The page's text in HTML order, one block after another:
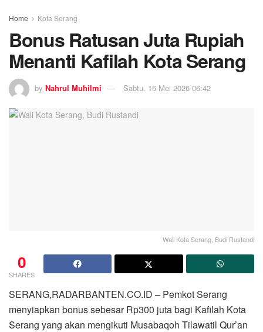
Home Kota Serang
Bonus Ratusan Juta Rupiah
Menanti Kafilah Kota Serang
by Nahrul Muhilmi Sabtu, 16 Mei 2026 06:42
Wali Kota Serang, Budi Rustandi
0
SHARES
SERANG,RADARBANTEN.CO.ID – Pemkot Serang
menyiapkan bonus sebesar Rp300 juta bagi Kafilah Kota
Serang yang akan mengikuti Musabaqoh Tilawatil Qur’an